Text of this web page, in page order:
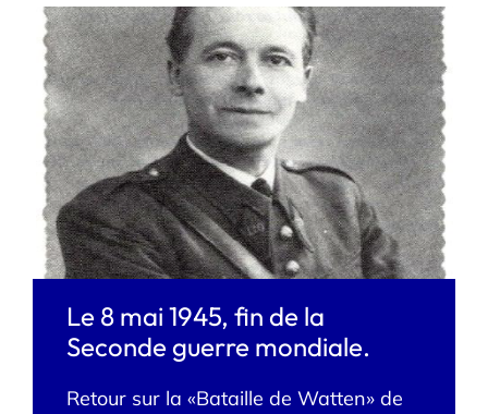
Le 8 mai 1945, fin de la
Seconde guerre mondiale.
Retour sur la «Bataille de Watten» de